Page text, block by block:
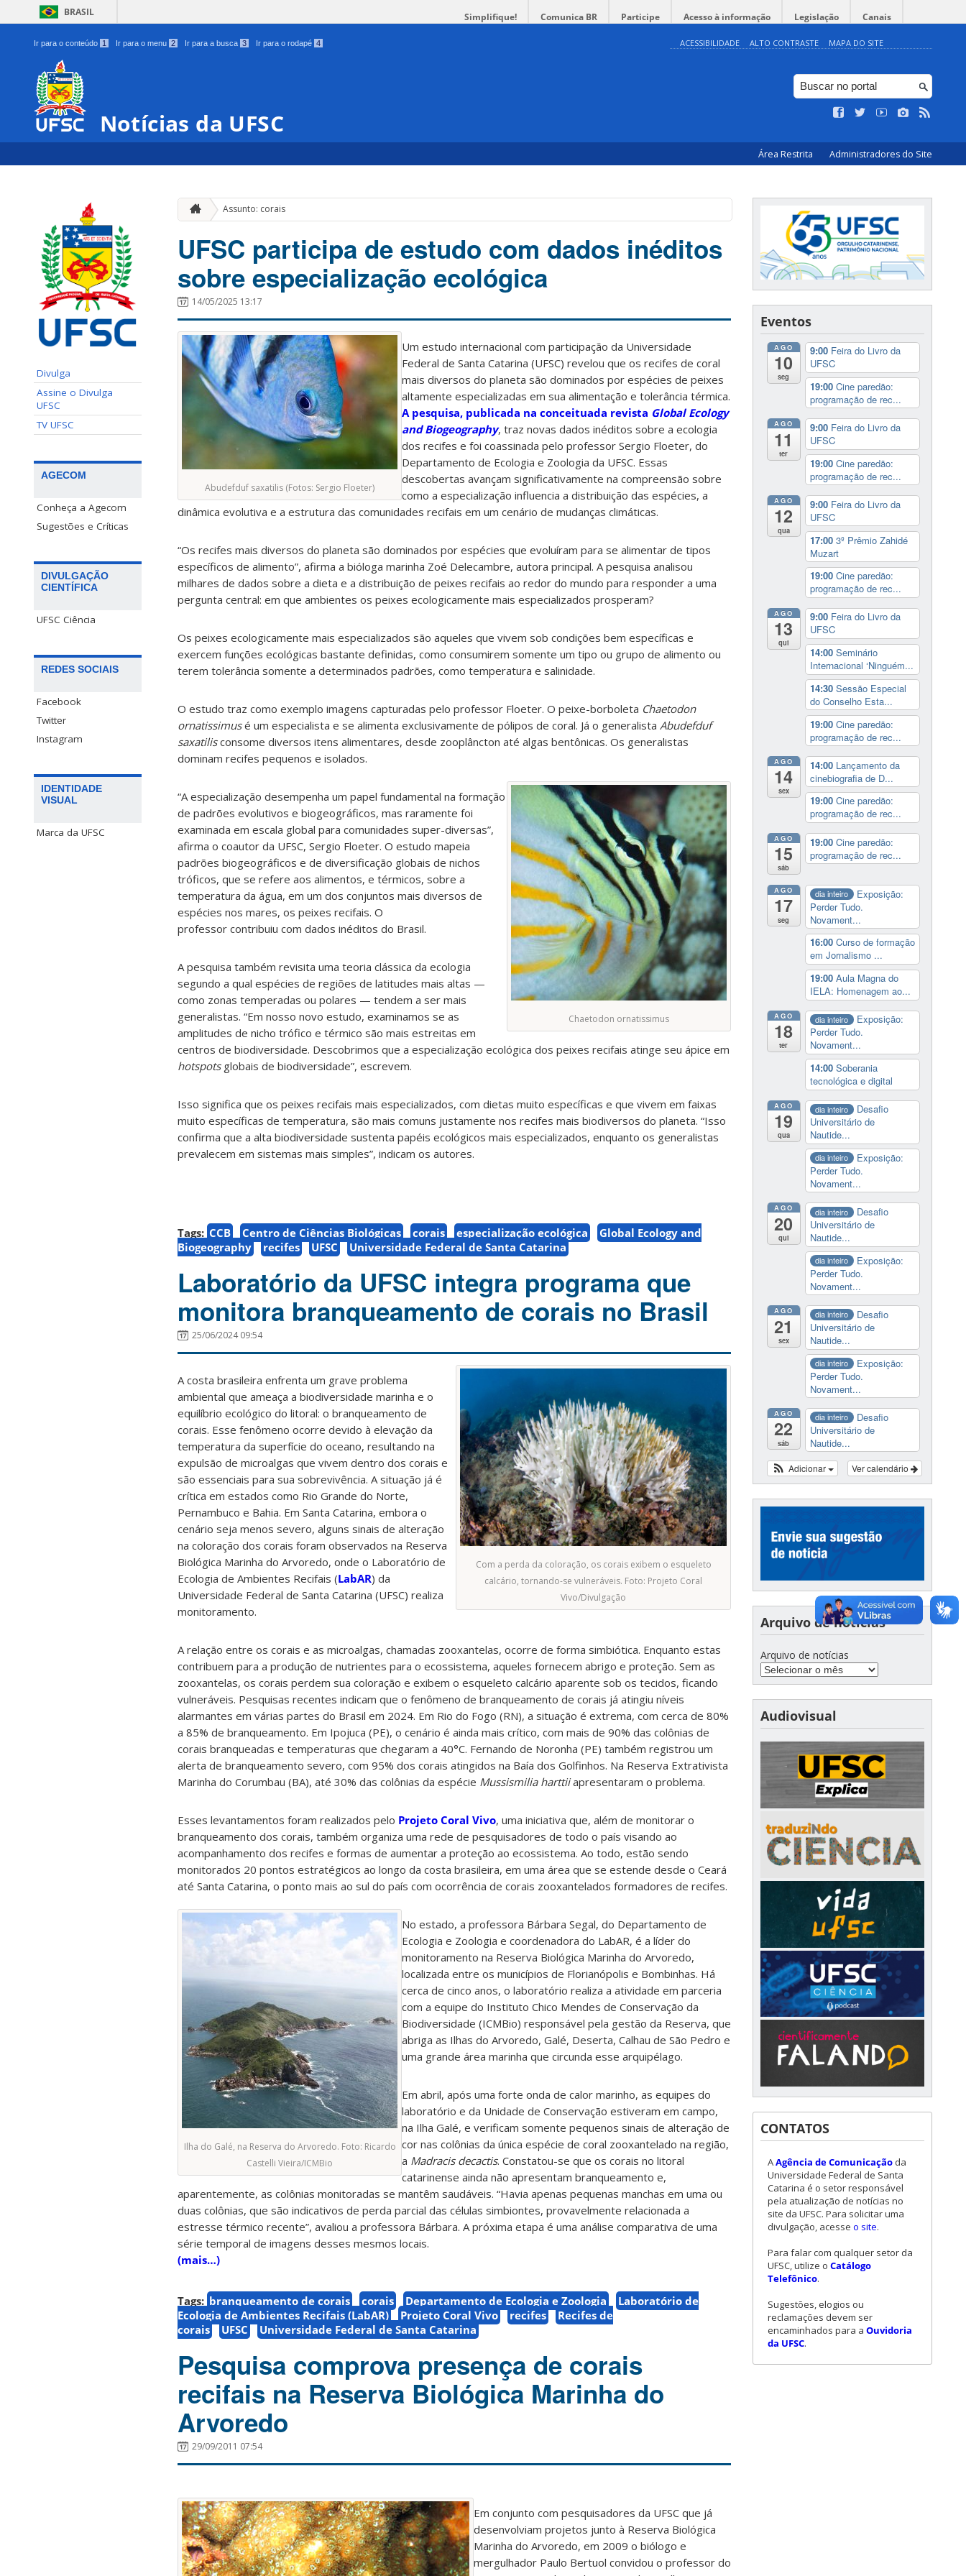
BRASIL Simplifique! Comunica BR Participe Acesso à informação Legislação Canais
Ir para o conteúdo 1 Ir para o menu 2 Ir para a busca 3 Ir para o rodapé 4 ACESSIBILIDADE ALTO CONTRASTE MAPA DO SITE
Notícias da UFSC
Área Restrita Administradores do Site
Divulga
Assine o Divulga
UFSC
TV UFSC
AGECOM
Conheça a Agecom
Sugestões e Críticas
DIVULGAÇÃO
CIENTÍFICA
UFSC Ciência
REDES SOCIAIS
Facebook
Twitter
Instagram
IDENTIDADE
VISUAL
Marca da UFSC
Assunto: corais
UFSC participa de estudo com dados inéditos
sobre especialização ecológica
14/05/2025 13:17
Abudefduf saxatilis (Fotos: Sergio Floeter)
Um estudo internacional com participação da Universidade
Federal de Santa Catarina (UFSC) revelou que os recifes de coral
mais diversos do planeta são dominados por espécies de peixes
altamente especializadas em sua alimentação e tolerância térmica.
A pesquisa, publicada na conceituada revista Global Ecology
and Biogeography, traz novas dados inéditos sobre a ecologia
dos recifes e foi coassinada pelo professor Sergio Floeter, do
Departamento de Ecologia e Zoologia da UFSC. Essas
descobertas avançam significativamente na compreensão sobre
como a especialização influencia a distribuição das espécies, a
dinâmica evolutiva e a estrutura das comunidades recifais em um cenário de mudanças climáticas.
“Os recifes mais diversos do planeta são dominados por espécies que evoluíram para se alimentar de tipos
específicos de alimento”, afirma a bióloga marinha Zoé Delecambre, autora principal. A pesquisa analisou
milhares de dados sobre a dieta e a distribuição de peixes recifais ao redor do mundo para responder a uma
pergunta central: em que ambientes os peixes ecologicamente mais especializados prosperam?
Os peixes ecologicamente mais especializados são aqueles que vivem sob condições bem específicas e
exercem funções ecológicas bastante definidas, como consumirem somente um tipo ou grupo de alimento ou
terem tolerância somente a determinados padrões, como temperatura e salinidade.
O estudo traz como exemplo imagens capturadas pelo professor Floeter. O peixe-borboleta Chaetodon
ornatissimusé um especialista e se alimenta exclusivamente de pólipos de coral. Já o generalista Abudefduf
saxatilisconsome diversos itens alimentares, desde zooplâncton até algas bentônicas. Os generalistas
dominam recifes pequenos e isolados.
Chaetodon ornatissimus
“A especialização desempenha um papel fundamental na formação
de padrões evolutivos e biogeográficos, mas raramente foi
examinada em escala global para comunidades super-diversas”,
afirma o coautor da UFSC, Sergio Floeter. O estudo mapeia
padrões biogeográficos e de diversificação globais de nichos
tróficos, que se refere aos alimentos, e térmicos, sobre a
temperatura da água, em um dos conjuntos mais diversos de
espécies nos mares, os peixes recifais. O
professor contribuiu com dados inéditos do Brasil.
A pesquisa também revisita uma teoria clássica da ecologia
segundo a qual espécies de regiões de latitudes mais altas —
como zonas temperadas ou polares — tendem a ser mais
generalistas. “Em nosso novo estudo, examinamos se as
amplitudes de nicho trófico e térmico são mais estreitas em
centros de biodiversidade. Descobrimos que a especialização ecológica dos peixes recifais atinge seu ápice em
hotspotsglobais de biodiversidade”, escrevem.
Isso significa que os peixes recifais mais especializados, com dietas muito específicas e que vivem em faixas
muito específicas de temperatura, são mais comuns justamente nos recifes mais biodiversos do planeta. “Isso
confirma que a alta biodiversidade sustenta papéis ecológicos mais especializados, enquanto os generalistas
prevalecem em sistemas mais simples”, indicam os autores.
Tags: CCB Centro de Ciências Biológicas corais especialização ecológica
Global Ecology and
Biogeography
recifes UFSC Universidade Federal de Santa Catarina
Laboratório da UFSC integra programa que
monitora branqueamento de corais no Brasil
25/06/2024 09:54
Com a perda da coloração, os corais exibem o esqueleto
calcário, tornando-se vulneráveis. Foto: Projeto Coral
Vivo/Divulgação
A costa brasileira enfrenta um grave problema
ambiental que ameaça a biodiversidade marinha e o
equilíbrio ecológico do litoral: o branqueamento de
corais. Esse fenômeno ocorre devido à elevação da
temperatura da superfície do oceano, resultando na
expulsão de microalgas que vivem dentro dos corais e
são essenciais para sua sobrevivência. A situação já é
crítica em estados como Rio Grande do Norte,
Pernambuco e Bahia. Em Santa Catarina, embora o
cenário seja menos severo, alguns sinais de alteração
na coloração dos corais foram observados na Reserva
Biológica Marinha do Arvoredo, onde o Laboratório de
Ecologia de Ambientes Recifais (LabAR) da
Universidade Federal de Santa Catarina (UFSC) realiza
monitoramento.
A relação entre os corais e as microalgas, chamadas zooxantelas, ocorre de forma simbiótica. Enquanto estas
contribuem para a produção de nutrientes para o ecossistema, aqueles fornecem abrigo e proteção. Sem as
zooxantelas, os corais perdem sua coloração e exibem o esqueleto calcário aparente sob os tecidos, ficando
vulneráveis. Pesquisas recentes indicam que o fenômeno de branqueamento de corais já atingiu níveis
alarmantes em várias partes do Brasil em 2024. Em Rio do Fogo (RN), a situação é extrema, com cerca de 80%
a 85% de branqueamento. Em Ipojuca (PE), o cenário é ainda mais crítico, com mais de 90% das colônias de
corais branqueadas e temperaturas que chegaram a 40°C. Fernando de Noronha (PE) também registrou um
alerta de branqueamento severo, com 95% dos corais atingidos na Baía dos Golfinhos. Na Reserva Extrativista
Marinha do Corumbau (BA), até 30% das colônias da espécie Mussismilia harttiiapresentaram o problema.
Esses levantamentos foram realizados pelo Projeto Coral Vivo, uma iniciativa que, além de monitorar o
branqueamento dos corais, também organiza uma rede de pesquisadores de todo o país visando ao
acompanhamento dos recifes e formas de aumentar a proteção ao ecossistema. Ao todo, estão sendo
monitorados 20 pontos estratégicos ao longo da costa brasileira, em uma área que se estende desde o Ceará
até Santa Catarina, o ponto mais ao sul do país com ocorrência de corais zooxantelados formadores de recifes.
Ilha do Galé, na Reserva do Arvoredo. Foto: Ricardo
Castelli Vieira/ICMBio
No estado, a professora Bárbara Segal, do Departamento de
Ecologia e Zoologia e coordenadora do LabAR, é a líder do
monitoramento na Reserva Biológica Marinha do Arvoredo,
localizada entre os municípios de Florianópolis e Bombinhas. Há
cerca de cinco anos, o laboratório realiza a atividade em parceria
com a equipe do Instituto Chico Mendes de Conservação da
Biodiversidade (ICMBio) responsável pela gestão da Reserva, que
abriga as Ilhas do Arvoredo, Galé, Deserta, Calhau de São Pedro e
uma grande área marinha que circunda esse arquipélago.
Em abril, após uma forte onda de calor marinho, as equipes do
laboratório e da Unidade de Conservação estiveram em campo,
na Ilha Galé, e verificam somente pequenos sinais de alteração de
cor nas colônias da única espécie de coral zooxantelado na região,
a Madracis decactis. Constatou-se que os corais no litoral
catarinense ainda não apresentam branqueamento e,
aparentemente, as colônias monitoradas se mantêm saudáveis. “Havia apenas pequenas manchas em uma ou
duas colônias, que são indicativos de perda parcial das células simbiontes, provavelmente relacionada a
estresse térmico recente”, avaliou a professora Bárbara. A próxima etapa é uma análise comparativa de uma
série temporal de imagens desses mesmos locais.
(mais…)
Tags: branqueamento de corais corais Departamento de Ecologia e Zoologia
Laboratório de
Ecologia de Ambientes Recifais (LabAR)
Projeto Coral Vivo recifes
Recifes de
corais
UFSC Universidade Federal de Santa Catarina
Pesquisa comprova presença de corais
recifais na Reserva Biológica Marinha do
Arvoredo
29/09/2011 07:54
Em conjunto com pesquisadores da UFSC que já
desenvolviam projetos junto à Reserva Biológica
Marinha do Arvoredo, em 2009 o biólogo e
mergulhador Paulo Bertuol convidou o professor do
Eventos
AGO
10
seg
9:00 Feira do Livro da
UFSC
19:00 Cine paredão:
programação de rec...
AGO
11
ter
9:00 Feira do Livro da
UFSC
19:00 Cine paredão:
programação de rec...
AGO
12
qua
9:00 Feira do Livro da
UFSC
17:00 3º Prêmio Zahidé
Muzart
19:00 Cine paredão:
programação de rec...
AGO
13
qui
9:00 Feira do Livro da
UFSC
14:00 Seminário
Internacional ‘Ninguém...
14:30 Sessão Especial
do Conselho Esta...
19:00 Cine paredão:
programação de rec...
AGO
14
sex
14:00 Lançamento da
cinebiografia de D...
19:00 Cine paredão:
programação de rec...
AGO
15
sáb
19:00 Cine paredão:
programação de rec...
AGO
17
seg
dia inteiro
Exposição:
Perder Tudo.
Novament...
16:00 Curso de formação
em Jornalismo ...
19:00 Aula Magna do
IELA: Homenagem ao...
AGO
18
ter
dia inteiro
Exposição:
Perder Tudo.
Novament...
14:00 Soberania
tecnológica e digital
AGO
19
qua
dia inteiro
Desafio
Universitário de
Nautide...
dia inteiro
Exposição:
Perder Tudo.
Novament...
AGO
20
qui
dia inteiro
Desafio
Universitário de
Nautide...
dia inteiro
Exposição:
Perder Tudo.
Novament...
AGO
21
sex
dia inteiro
Desafio
Universitário de
Nautide...
dia inteiro
Exposição:
Perder Tudo.
Novament...
AGO
22
sáb
dia inteiro
Desafio
Universitário de
Nautide...
Ver calendário
Adicionar
Arquivo de notícias
Arquivo de notícias
Audiovisual
CONTATOS
AAgência de Comunicação da
Universidade Federal de Santa
Catarina é o setor responsável
pela atualização de notícias no
site da UFSC. Para solicitar uma
divulgação, acesse o site.
Para falar com qualquer setor da
UFSC, utilize o Catálogo
Telefônico.
Sugestões, elogios ou
reclamações devem ser
encaminhados para a Ouvidoria
da UFSC.